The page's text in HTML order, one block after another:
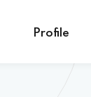
Profile